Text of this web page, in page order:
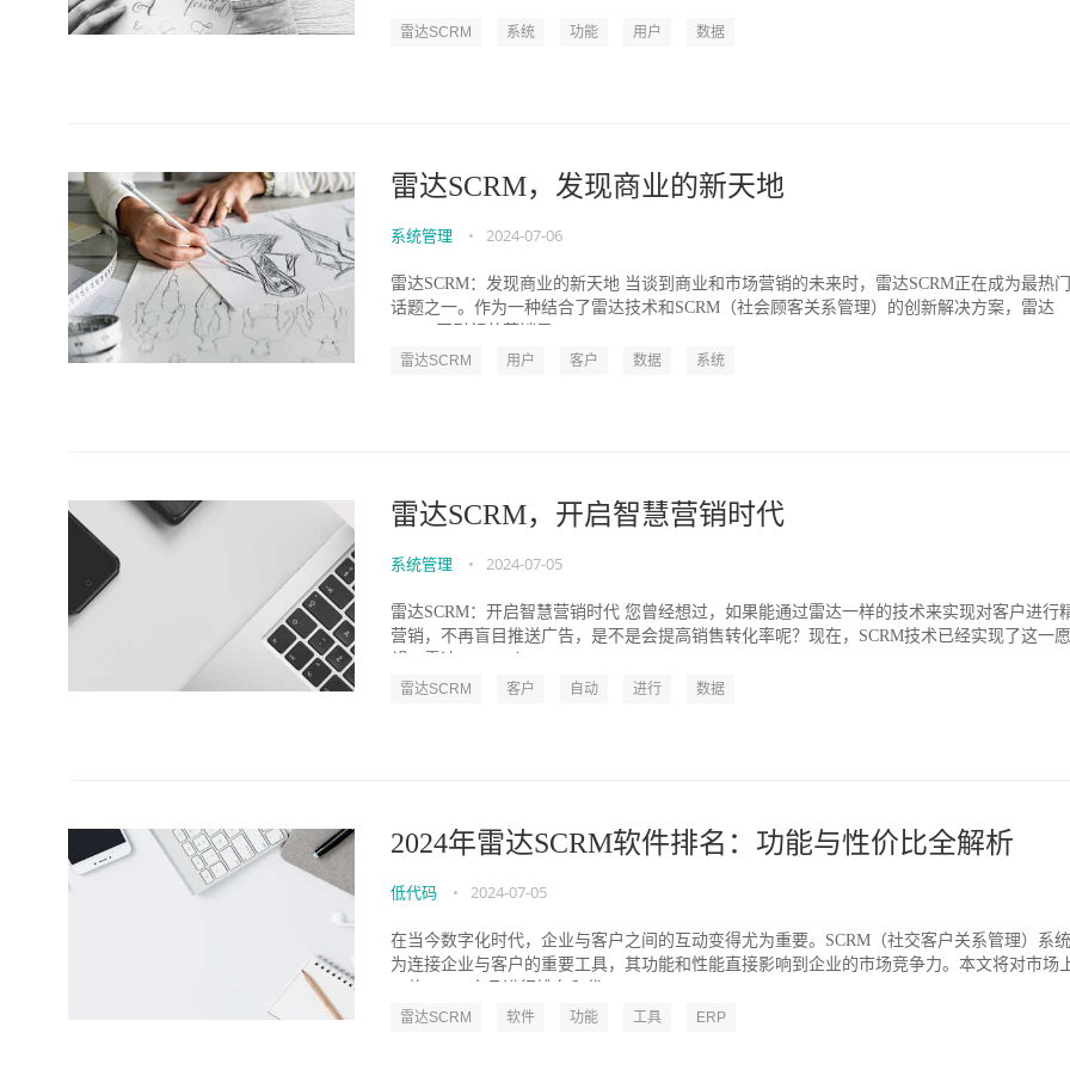
雷达SCRM 系统 功能 用户 数据
雷达SCRM，发现商业的新天地
系统管理 • 2024-07-06
雷达SCRM：发现商业的新天地 当谈到商业和市场营销的未来时，雷达SCRM正在成为最热
话题之一。作为一种结合了雷达技术和SCRM（社会顾客关系管理）的创新解决方案，雷达
雷达SCRM 用户 客户 数据 系统
雷达SCRM，开启智慧营销时代
系统管理 • 2024-07-05
雷达SCRM：开启智慧营销时代 您曾经想过，如果能通过雷达一样的技术来实现对客户进行
营销，不再盲目推送广告，是不是会提高销售转化率呢？现在，SCRM技术已经实现了这一愿
雷达SCRM 客户 自动 进行 数据
2024年雷达SCRM软件排名：功能与性价比全解析
低代码 • 2024-07-05
在当今数字化时代，企业与客户之间的互动变得尤为重要。SCRM（社交客户关系管理）系
为连接企业与客户的重要工具，其功能和性能直接影响到企业的市场竞争力。本文将对市场
雷达SCRM 软件 功能 工具 ERP